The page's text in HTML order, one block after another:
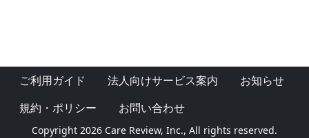
ご利用ガイド 法人向けサービス案内
お知らせ
規約・ポリシー
お問い合わせ
Copyright 2026 Care Review, Inc., All rights reserved.